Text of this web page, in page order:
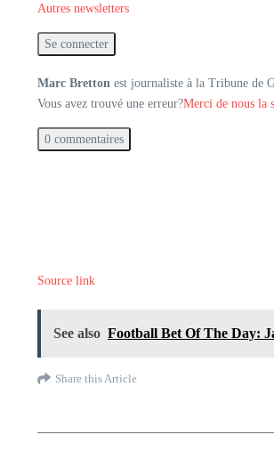
Autres newsletters
Se connecter
Marc Bretton est journaliste à la Tribune de
Vous avez trouvé une erreur?Merci de nous la
0 commentaires
Source link
See also Football Bet Of The Day:
Share this Article